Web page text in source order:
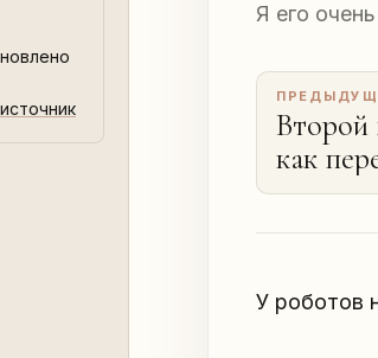
Я его
Второй
как
и
У роботов